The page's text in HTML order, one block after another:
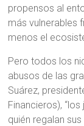
propensos al
más vulnerables
menos el
Pero todos los
abusos de las
Suárez,
Financieros),
quién regalan